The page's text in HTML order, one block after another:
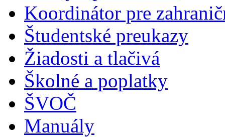
Koordinátor pre
Študentské preukazy
Žiadosti a tlačivá
Školné a poplatky
ŠVOČ
Manuály